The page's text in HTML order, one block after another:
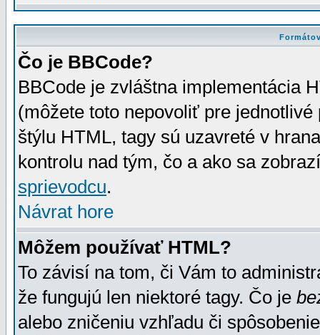
Čo je BBCode?
BBCode je zvláštna implementácia
(môžete toto nepovoliť pre
štýlu HTML, tagy sú uzavreté v
kontrolu nad tým, čo a ako sa
sprievodcu.
Návrat hore
Môžem používať HTML?
To závisí na tom, či Vám to
že fungujú len niektoré tagy. Čo je
alebo zničeniu vzhľadu či